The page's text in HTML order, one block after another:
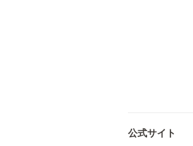
公式サイト